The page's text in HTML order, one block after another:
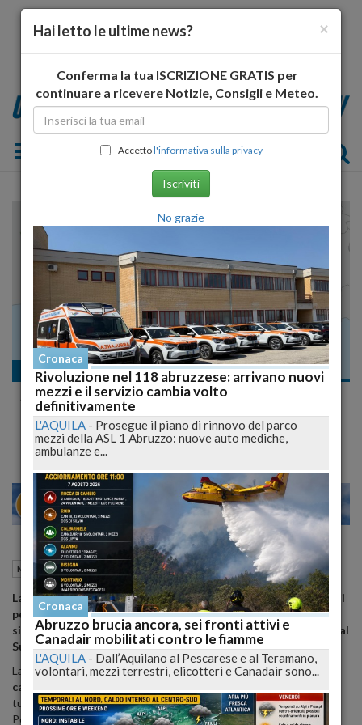
Toggle navigation
Meteo
Allerta Meteo: Settimana in Arrivo con
Piogge, Temporali e Calo delle Temperature
MILANO 28 30
Meteo Roma (RM) 21 Marzo 2025 16:08
La prossima settimana, l'Italia sarà interessata da una serie di
perturbazioni che porteranno piogge, temporali e un
significativo abbassamento delle temperature, specialmente al
Sud.
La
prossima settimanasi preannuncia caratterizzata da un
cambiamento significativo delle condizioni meteorologiche
tutta Italia. Una serie diperturbazioniatlantiche attraverserà la
Penisola, determinando un incremento delleprecipitazionie un
×
Hai letto le ultime news?
Conferma la tua ISCRIZIONE GRATIS per
continuare a ricevere Notizie, Consigli e Meteo.
Accettol'informativa sulla privacy
Iscriviti
No grazie
Cronaca
Rivoluzione nel 118 abruzzese: arrivano nuovi
mezzi e il servizio cambia volto
definitivamente
L'AQUILA - Prosegue il piano di rinnovo del parco
mezzi della ASL 1 Abruzzo: nuove auto mediche,
ambulanze e...
Cronaca
Abruzzo brucia ancora, sei fronti attivi e
Canadair mobilitati contro le fiamme
L'AQUILA - Dall’Aquilano al Pescarese e al Teramano,
volontari, mezzi terrestri, elicotteri e Canadair sono...